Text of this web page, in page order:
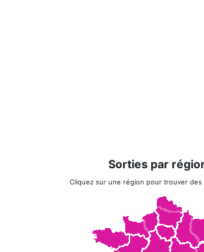
Sorties par
Cliquez sur une région pour trouver des